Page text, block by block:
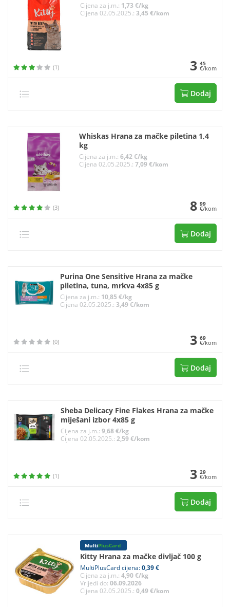
Cijena za j.m.: 1,73 €/kg
Cijena 02.05.2025.: 3,45 €/kom
(1) 3 45
€/kom
Dodaj
Whiskas Hrana za mačke piletina 1,4
kg
Cijena za j.m.: 6,42 €/kg
Cijena 02.05.2025.: 7,09 €/kom
(3) 8 99
€/kom
Dodaj
Purina One Sensitive Hrana za mačke
piletina, tuna, mrkva 4x85 g
Cijena za j.m.: 10,85 €/kg
Cijena 02.05.2025.: 3,49 €/kom
(0) 3 69
€/kom
Dodaj
Sheba Delicacy Fine Flakes Hrana za mačke
miješani izbor 4x85 g
Cijena za j.m.: 9,68 €/kg
Cijena 02.05.2025.: 2,59 €/kom
(1) 3 29
€/kom
Dodaj
MultiPlusCard
Kitty Hrana za mačke divljač 100 g
MultiPlusCard cijena:0,39 €
Cijena za j.m.: 4,90 €/kg
Vrijedi do: 06.09.2026
Cijena 02.05.2025.: 0,49 €/kom